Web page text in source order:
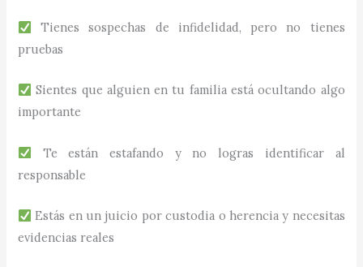
Tienes sospechas de infidelidad, pero no tienes
pruebas
Sientes que alguien en tu familia está ocultando algo
importante
Te están estafando y no logras identificar al
responsable
Estás en un juicio por custodia o herencia y necesitas
evidencias reales